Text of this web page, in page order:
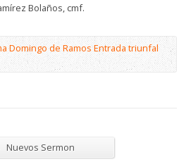
Bolaños, cmf.
Domingo de Ramos Entrada triunfal
Nuevos Sermon